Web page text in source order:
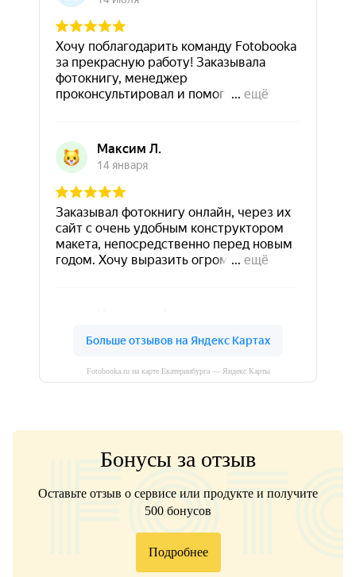
Fotobooka.ru на карте Екатеринбурга — Яндекс Карты
Бонусы за отзыв
Оставьте отзыв о сервисе или продукте и получите
500 бонусов
Подробнее